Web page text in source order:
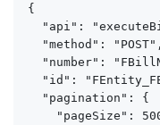
{
"api":
  "method": "POST",
"number":
"id":
  "pagination": {
"pageSize":